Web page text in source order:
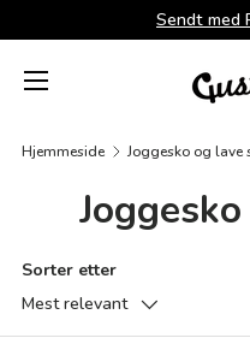
Direkte til innhold
Sendt med
Menü
Hjemmeside Joggesko og lave
Sorter etter
Mest relevant